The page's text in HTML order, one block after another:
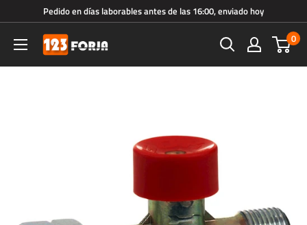
directamente
contenido
Pedido en días laborables antes de las 16:00, enviado hoy
123forja.es 0